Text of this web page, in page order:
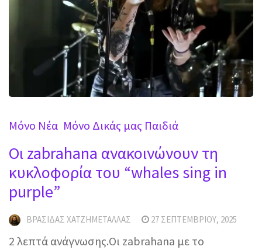
Mόνο Νέα Μόνο Δικάς μας Παιδιά
Οι zabrahana ανακοινώνουν τη
κυκλοφορία του “whales sing in
purple”
ΒΡΑΣΊΔΑΣ ΧΑΤΖΗΜΕΤΑΛΛΆΣ 27 ΣΕΠΤΕΜΒΡΊΟΥ, 2025
2 λεπτά ανάγνωσης.Οι zabrahana με το